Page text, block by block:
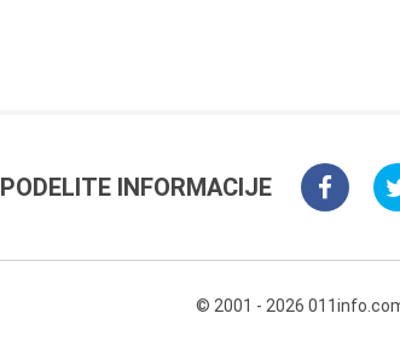
PODELITE INFORMACIJE
© 2001 - 2026